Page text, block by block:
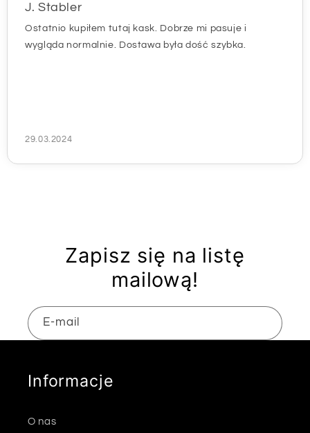
J. Stabler
Ostatnio kupiłem tutaj kask. Dobrze mi pasuje i
wygląda normalnie. Dostawa była dość szybka.
29.03.2024
Zapisz się na listę
mailową!
E-mail
Informacje
O nas